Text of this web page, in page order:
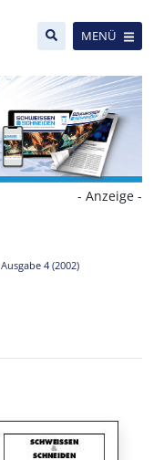
MENÜ
- Anzeige -
Ausgabe 4 (2002)